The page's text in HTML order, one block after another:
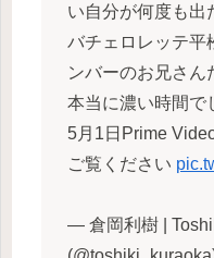
い自分が何度も出
バチェロレッテ平
ンバーのお兄さん
本当に濃い時間で
5月1日Prime
ご覧ください
— 倉岡利樹 |